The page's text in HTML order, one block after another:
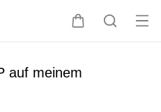
W
e
S
Me
auf meinem